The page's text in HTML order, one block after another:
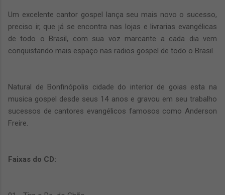
Um excelente cantor gospel lança seu mais novo o sucesso,
preciso ir, que já se encontra nas lojas e livrarias evangélicas
de todo o Brasil, com sua voz marcante a cada dia vem
conquistando mais espaço nas radios gospel de todo o Brasil.
Natural de Bonfinópolis cidade do interior de goias esta na
musica gospel desde seus 14 anos e gravou em seu trabalho
sucessos de cantores evangélicos famosos como Anderson
Freire.
Faixas do CD: